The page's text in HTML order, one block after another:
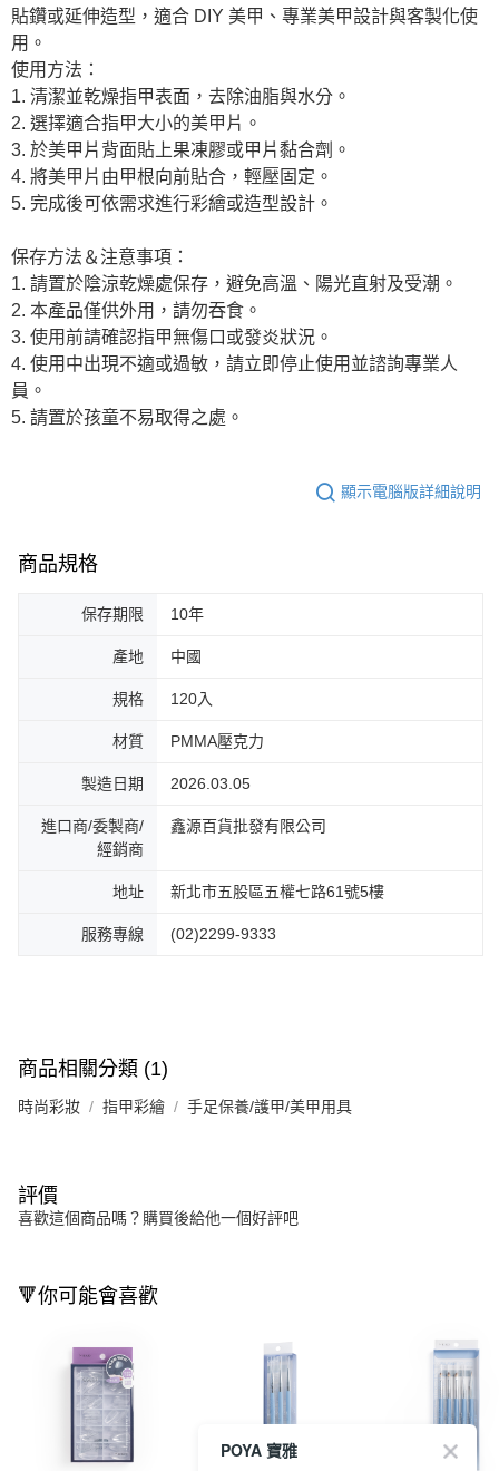
貼鑽或延伸造型，適合 DIY 美甲、專業美甲設計與客製化使
用。
使用方法：
1. 清潔並乾燥指甲表面，去除油脂與水分。
2. 選擇適合指甲大小的美甲片。
3. 於美甲片背面貼上果凍膠或甲片黏合劑。
4. 將美甲片由甲根向前貼合，輕壓固定。
5. 完成後可依需求進行彩繪或造型設計。
保存方法＆注意事項：
1. 請置於陰涼乾燥處保存，避免高溫、陽光直射及受潮。
2. 本產品僅供外用，請勿吞食。
3. 使用前請確認指甲無傷口或發炎狀況。
4. 使用中出現不適或過敏，請立即停止使用並諮詢專業人
員。
5. 請置於孩童不易取得之處。
顯示電腦版詳細說明
商品規格
保存期限 10年
產地 中國
規格 120入
材質 PMMA壓克力
製造日期 2026.03.05
進口商/委製商/
經銷商
鑫源百貨批發有限公司
地址 新北市五股區五權七路61號5樓
服務專線 (02)2299-9333
商品相關分類 (1)
時尚彩妝 指甲彩繪 手足保養/護甲/美甲用具
評價
喜歡這個商品嗎？購買後給他一個好評吧
🔻你可能會喜歡
POYA 寶雅